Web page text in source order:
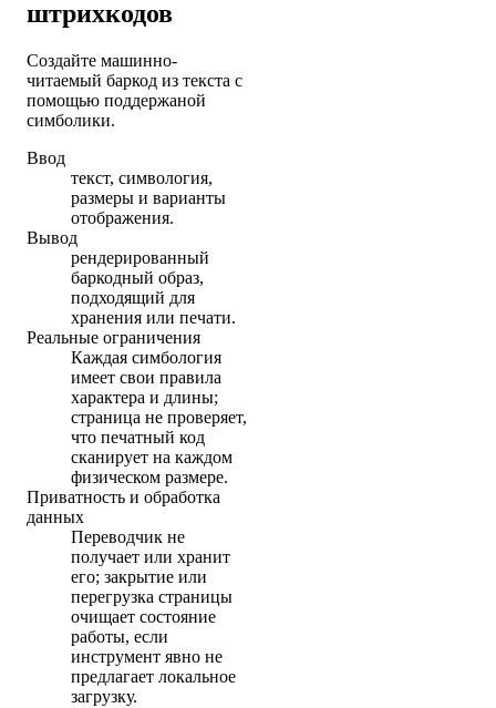
штрихкодов
Создайте машинно-
читаемый баркод из текста с
помощью поддержаной
симболики.
Ввод
текст, симвология,
размеры и варианты
отображения.
Вывод
рендерированный
баркодный образ,
подходящий для
хранения или печати.
Реальные ограничения
Каждая симбология
имеет свои правила
характера и длины;
страница не проверяет,
что печатный код
сканирует на каждом
физическом размере.
Приватность и обработка
данных
Переводчик не
получает или хранит
его; закрытие или
перегрузка страницы
очищает состояние
работы, если
инструмент явно не
предлагает локальное
загрузку.